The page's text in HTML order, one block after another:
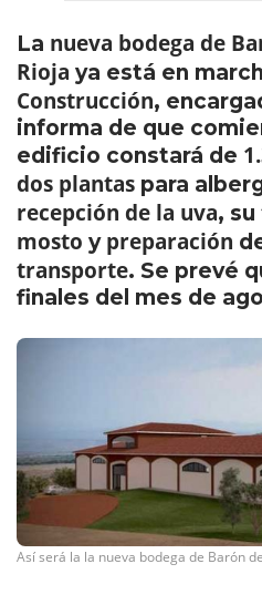
La nueva bodega de
Rioja ya está en
Construcción,
informa de que
edificio constará de
dos plantas para
recepción de la uva, su
mosto y preparación
transporte. Se prevé
finales del mes de
Así será la la nueva bodega de Barón